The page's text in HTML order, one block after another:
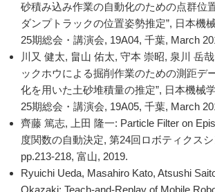
砂積み込み作業の自動化のための点群位
ダンプトラックの位置姿勢推定”, 日本機
25期総会・講演会, 19A04, 千葉, March
川又 健太, 畠山 佑太, 守本 崇昭, 泉川 岳
ックホウによる掘削作業のための測距デ
化を用いた土砂堆積量の推定”, 日本機械
25期総会・講演会, 19A05, 千葉, March
齊藤 篤志, 上田 隆一: Particle Filter on
度関数の自動決定, 第24回ロボティクス
pp.213-218, 富山, 2019.
Ryuichi Ueda, Masahiro Kato, Atsushi
Okazaki: Teach-and-Replay of Mobile